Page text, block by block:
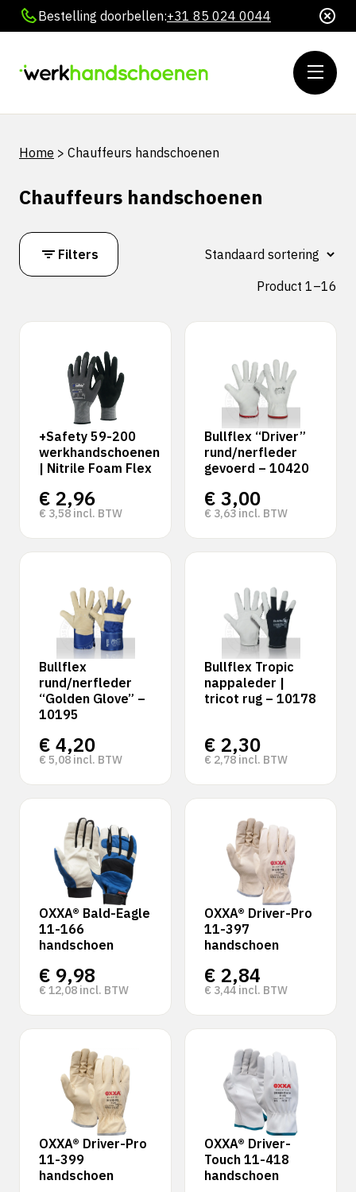
Bestelling doorbellen:+31 85 024 0044
Home > Chauffeurs handschoenen
Chauffeurs handschoenen
Filters
Product 1–16
+Safety 59-200
werkhandschoenen
| Nitrile Foam Flex
€ 2,96
€ 3,58 incl. BTW
Bullflex “Driver”
rund/nerfleder
gevoerd – 10420
€ 3,00
€ 3,63 incl. BTW
Bullflex
rund/nerfleder
“Golden Glove” –
10195
€ 4,20
€ 5,08 incl. BTW
Bullflex Tropic
nappaleder |
tricot rug – 10178
€ 2,30
€ 2,78 incl. BTW
OXXA® Bald-Eagle
11-166
handschoen
€ 9,98
€ 12,08 incl. BTW
OXXA® Driver-Pro
11-397
handschoen
€ 2,84
€ 3,44 incl. BTW
OXXA® Driver-Pro
11-399
handschoen
OXXA® Driver-
Touch 11-418
handschoen